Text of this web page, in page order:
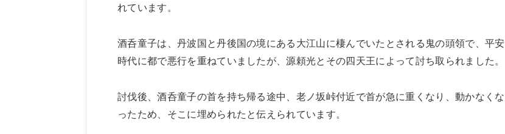
れています。
酒呑童子は、丹波国と丹後国の境にある大江山に棲んでいたとされる鬼の頭領で、平安
時代に都で悪行を重ねていましたが、源頼光とその四天王によって討ち取られました。
討伐後、酒呑童子の首を持ち帰る途中、老ノ坂峠付近で首が急に重くなり、動かなくな
ったため、そこに埋められたと伝えられています。